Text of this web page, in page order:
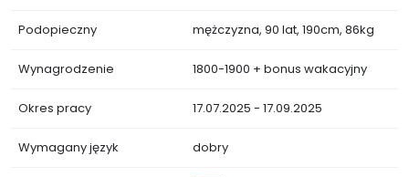
Podopieczny mężczyzna, 90 lat, 190cm, 86kg
Wynagrodzenie 1800-1900 + bonus wakacyjny
Okres pracy 17.07.2025 - 17.09.2025
Wymagany język dobry